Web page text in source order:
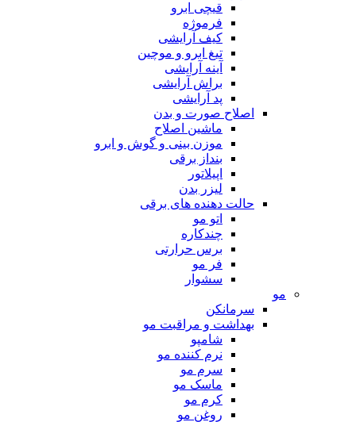
قیچی ابرو
فرموژه
کیف آرایشی
تیغ ابرو و موچین
آینه آرایشی
براش آرایشی
پد آرایشی
اصلاح صورت و بدن
ماشین اصلاح
موزن بینی و گوش و ابرو
بنداز برقی
اپیلاتور
لیزر بدن
حالت دهنده های برقی
اتو مو
چندکاره
برس حرارتی
فر مو
سشوار
مو
سرمانکن
بهداشت و مراقبت مو
شامپو
نرم کننده مو
سرم مو
ماسک مو
کرم مو
روغن مو